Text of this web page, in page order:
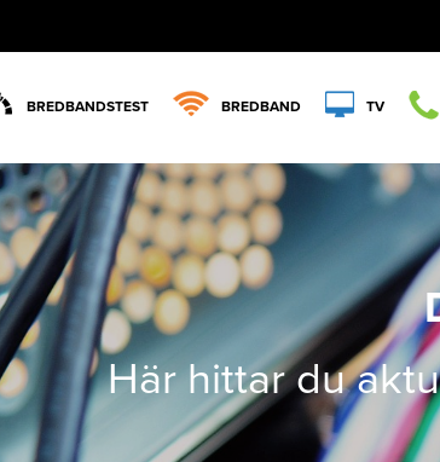
BREDBANDSTEST BREDBAND TV
Här hittar du